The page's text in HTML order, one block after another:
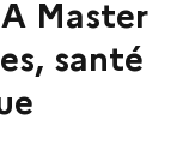
Master
santé